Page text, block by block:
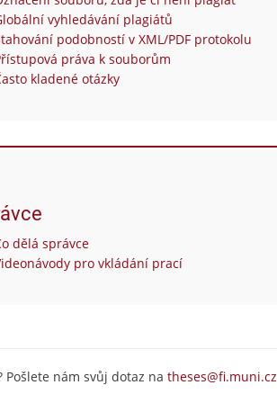
vyhledávání plagiátů
podobností v XML/PDF protokolu
práva k souborům
kladené otázky
dělá správce
pro vkládání prací
Pošlete nám svůj dotaz na theses@fi.muni.cz